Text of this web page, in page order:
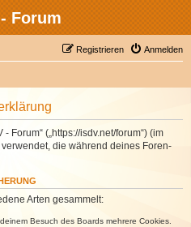
Forum
Anmelden
Registrieren
Forum“ („https://isdv.net/forum“) (im
die während deines Foren-
Arten gesammelt:
Besuch des Boards mehrere Cookies.